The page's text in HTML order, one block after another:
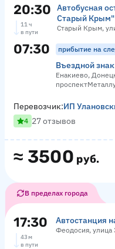
20:30
Автобусная
Старый Крым"
Старый Крым,
11 ч
в пути
07:30 прибытие на
Въездной
Енакиево,
≈ 3500 руб.
Перевозчик:ИП
4 27 отзывов
В пределах города
17:30 Автостанция
Феодосия, улица
43 м
в пути